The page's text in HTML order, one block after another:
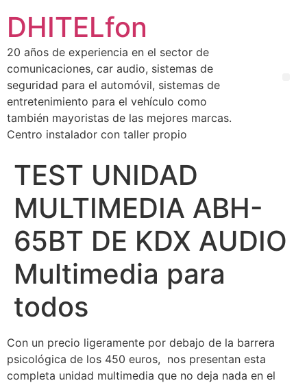
DHITELfon
20 años de experiencia en el sector de
comunicaciones, car audio, sistemas de
seguridad para el automóvil, sistemas de
entretenimiento para el vehículo como
también mayoristas de las mejores marcas.
Centro instalador con taller propio
TEST UNIDAD
MULTIMEDIA ABH-
65BT DE KDX AUDIO
Multimedia para
todos
Con un precio ligeramente por debajo de la barrera
psicológica de los 450 euros, nos presentan esta
completa unidad multimedia que no deja nada en el